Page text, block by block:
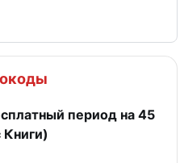
период на 45